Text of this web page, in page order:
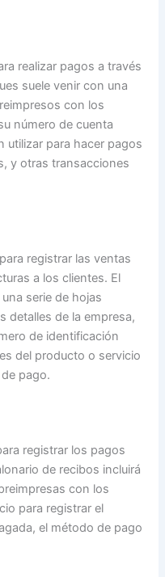
realizar pagos a través
suele venir con una
con los
número de cuenta
utilizar para hacer pagos
y otras transacciones
registrar las ventas
a los clientes. El
serie de hojas
detalles de la empresa,
de identificación
del producto o servicio
pago.
registrar los pagos
de recibos incluirá
con los
para registrar el
el método de pago